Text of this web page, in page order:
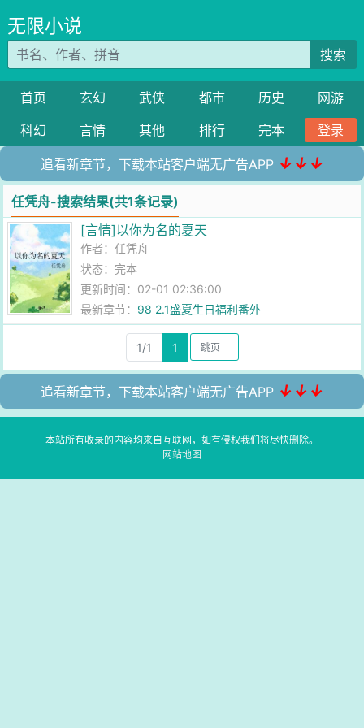
无限小说
搜索
首页 玄幻 武侠 都市 历史
网游
科幻
言情 其他 排行 完本 登录
追看新章节，下载本站客户端无广告APP ↓↓↓
任凭舟-搜索结果(共1条记录)
[言情]以你为名的夏天
作者：任凭舟
状态：完本
更新时间：02-01 02:36:00
最新章节： 98 2.1盛夏生日福利番外
1/1 1
追看新章节，下载本站客户端无广告APP ↓↓↓
本站所有收录的内容均来自互联网，如有侵权我们将尽快删除。
网站地图